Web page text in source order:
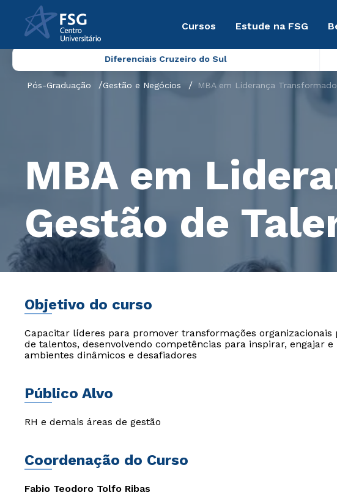
Cursos Estude na FSG
Diferenciais Cruzeiro do Sul
Pós-Graduação Gestão e Negócios MBA em Liderança
MBA em
Gestão de
Objetivo do curso
Capacitar líderes para promover transformações organizacionais
de talentos, desenvolvendo competências para inspirar, engajar
ambientes dinâmicos e desafiadores
Público Alvo
RH e demais áreas de gestão
Coordenação do Curso
Fabio Teodoro Tolfo Ribas